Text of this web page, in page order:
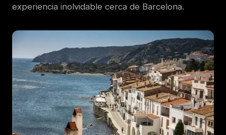
experiencia inolvidable cerca de Barcelona.